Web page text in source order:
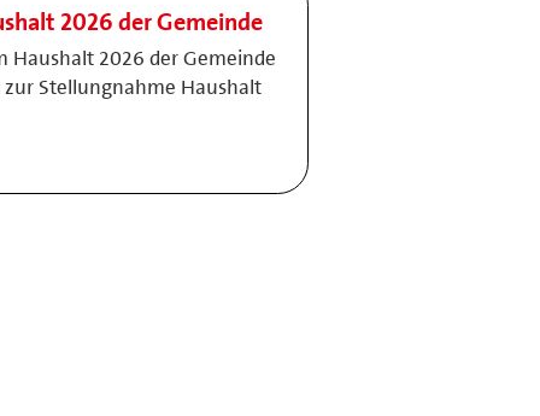
2026 der Gemeinde
Haushalt 2026 der Gemeinde
Stellungnahme Haushalt